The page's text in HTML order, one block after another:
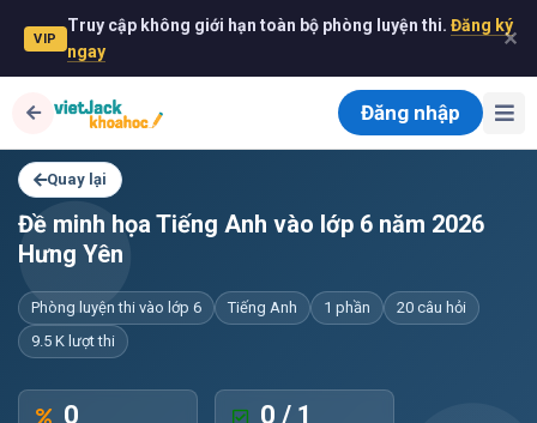
VIP
Truy cập không giới hạn toàn bộ phòng luyện thi. Đăng ký
ngay
✕
Đăng nhập
Quay lại
Đề minh họa Tiếng Anh vào lớp 6 năm 2026
Hưng Yên
Phòng luyện thi vào lớp 6 Tiếng Anh 1 phần
20 câu hỏi
9.5 K lượt thi
0 0 / 1